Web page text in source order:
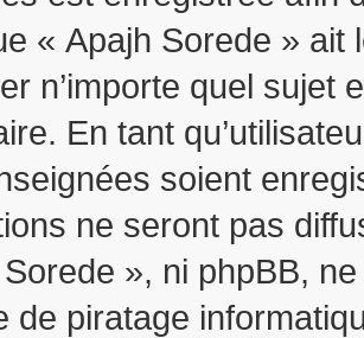
« Apajh Sorede »
n’importe quel sujet
En tant
soient
ne seront pas
», ni phpBB,
de piratage